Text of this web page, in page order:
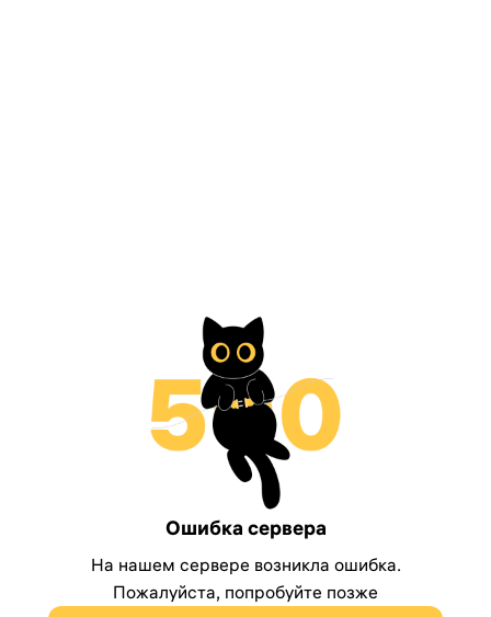
Ошибка сервера
На нашем сервере возникла ошибка.
Пожалуйста, попробуйте позже